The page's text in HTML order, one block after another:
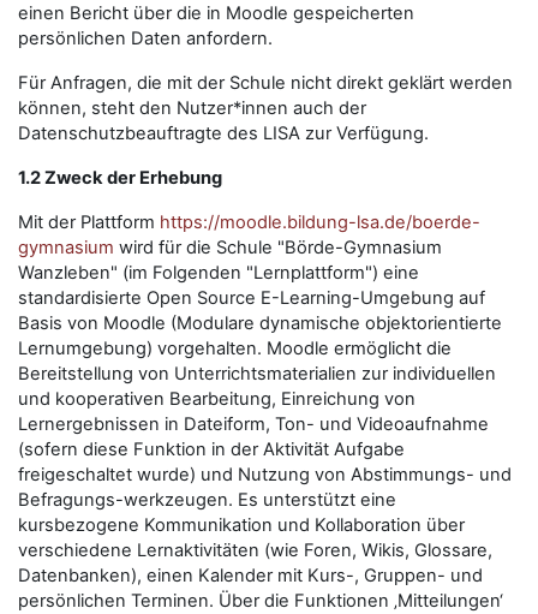
einen Bericht über die in Moodle gespeicherten
persönlichen Daten anfordern.
Für Anfragen, die mit der Schule nicht direkt geklärt werden
können, steht den Nutzer*innen auch der
Datenschutzbeauftragte des LISA zur Verfügung.
1.2 Zweck der Erhebung
Mit der Plattform https://moodle.bildung-lsa.de/boerde-
gymnasium wird für die Schule "Börde-Gymnasium
Wanzleben" (im Folgenden "Lernplattform") eine
standardisierte Open Source E-Learning-Umgebung auf
Basis von Moodle (Modulare dynamische objektorientierte
Lernumgebung) vorgehalten. Moodle ermöglicht die
Bereitstellung von Unterrichtsmaterialien zur individuellen
und kooperativen Bearbeitung, Einreichung von
Lernergebnissen in Dateiform, Ton- und Videoaufnahme
(sofern diese Funktion in der Aktivität Aufgabe
freigeschaltet wurde) und Nutzung von Abstimmungs- und
Befragungs-werkzeugen. Es unterstützt eine
kursbezogene Kommunikation und Kollaboration über
verschiedene Lernaktivitäten (wie Foren, Wikis, Glossare,
Datenbanken), einen Kalender mit Kurs-, Gruppen- und
persönlichen Terminen. Über die Funktionen ‚Mitteilungen‘